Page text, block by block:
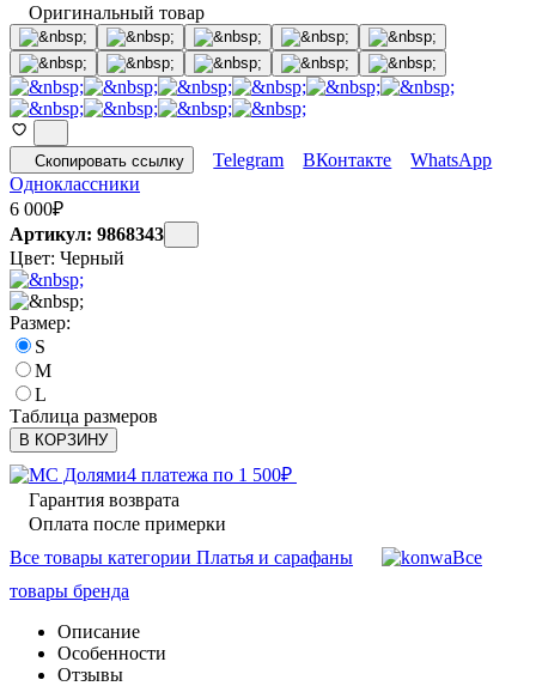
Оригинальный товар
Скопировать ссылку Telegram ВКонтакте
WhatsApp
Одноклассники
6 000₽
Артикул: 9868343
Цвет: Черный
Размер:
S
M
L
Таблица размеров
В КОРЗИНУ
4 платежа по 1 500₽
Гарантия возврата
Оплата после примерки
Все товары категории Платья и сарафаны
Все
товары бренда
Описание
Особенности
Отзывы